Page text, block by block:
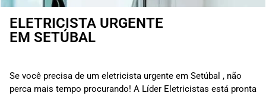
ELETRICISTA URGENTE
EM SETÚBAL
Se você precisa de um eletricista urgente em Setúbal , não
perca mais tempo procurando! A Líder Eletricistas está pronta